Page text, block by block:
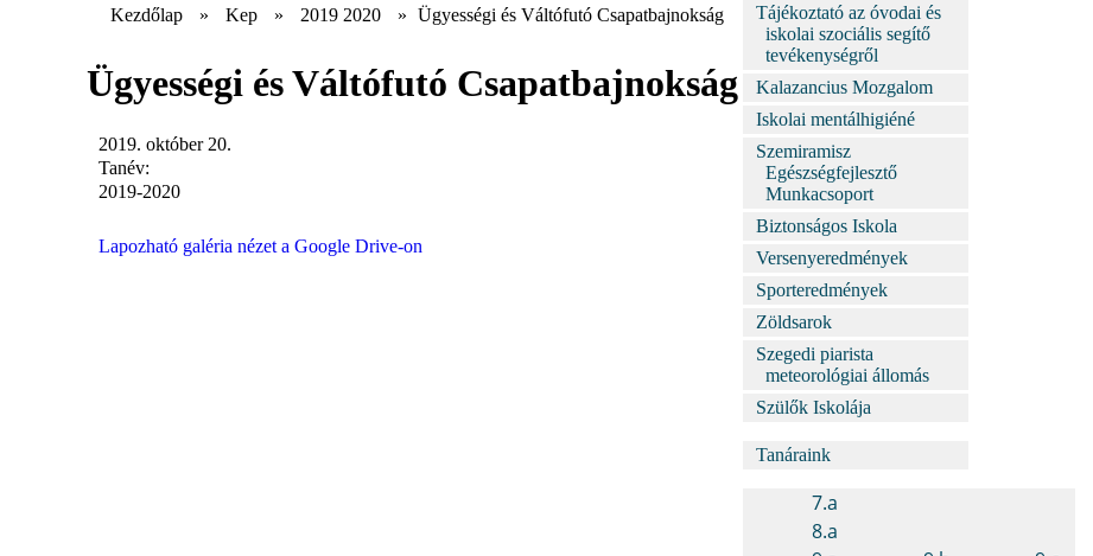
Kezdőlap » Kep » 2019 2020 » Ügyességi és Váltófutó Csapatbajnokság
Ügyességi és Váltófutó Csapatbajnokság
2019. október 20.
Tanév:
2019-2020
Lapozható galéria nézet a Google Drive-on
Tájékoztató az óvodai és
iskolai szociális segítő
tevékenységről
Kalazancius Mozgalom
Iskolai mentálhigiéné
Szemiramisz
Egészségfejlesztő
Munkacsoport
Biztonságos Iskola
Versenyeredmények
Sporteredmények
Zöldsarok
Szegedi piarista
meteorológiai állomás
Szülők Iskolája
Tanáraink